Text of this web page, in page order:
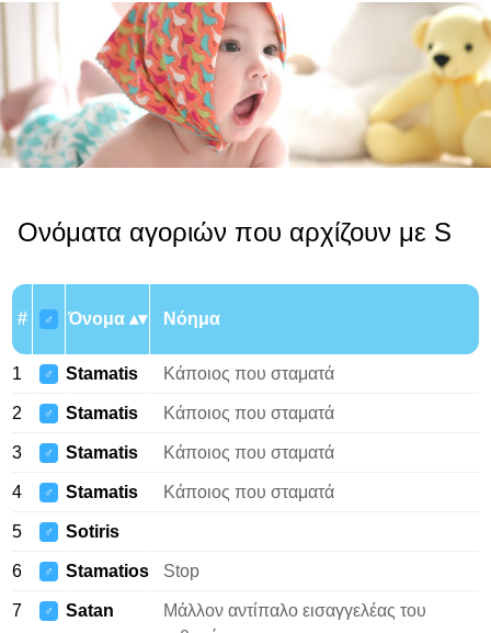
Ονόματα αγοριών που αρχίζουν με S
# ♂ Όνομα Νόημα
1 ♂ Stamatis Κάποιος που σταματά
2 ♂ Stamatis Κάποιος που σταματά
3 ♂ Stamatis Κάποιος που σταματά
4 ♂ Stamatis Κάποιος που σταματά
5 ♂ Sotiris
6 ♂ Stamatios Stop
7 ♂ Satan
Μάλλον αντίπαλο εισαγγελέας του